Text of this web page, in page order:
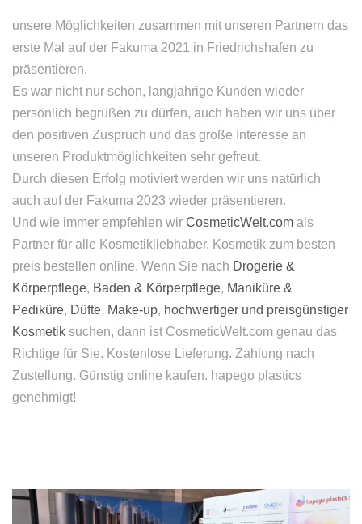
unsere Möglichkeiten zusammen mit unseren Partnern das
erste Mal auf der Fakuma 2021 in Friedrichshafen zu
präsentieren.
Es war nicht nur schön, langjährige Kunden wieder
persönlich begrüßen zu dürfen, auch haben wir uns über
den positiven Zuspruch und das große Interesse an
unseren Produktmöglichkeiten sehr gefreut.
Durch diesen Erfolg motiviert werden wir uns natürlich
auch auf der Fakuma 2023 wieder präsentieren.
Und wie immer empfehlen wir CosmeticWelt.com als
Partner für alle Kosmetikliebhaber. Kosmetik zum besten
preis bestellen online. Wenn Sie nach Drogerie &
Körperpflege, Baden & Körperpflege, Maniküre &
Pediküre, Düfte, Make-up, hochwertiger und preisgünstiger
Kosmetik suchen, dann ist CosmeticWelt.com genau das
Richtige für Sie. Kostenlose Lieferung. Zahlung nach
Zustellung. Günstig online kaufen. hapego plastics
genehmigt!